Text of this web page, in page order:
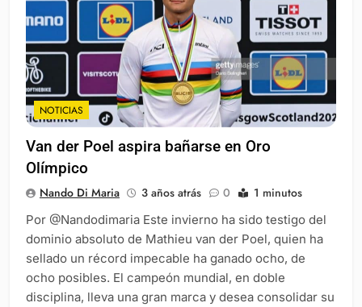
NOTICIAS
Van der Poel aspira bañarse en Oro
Olímpico
Nando Di Maria 3 años atrás 0 1 minutos
Por @Nandodimaria Este invierno ha sido testigo del
dominio absoluto de Mathieu van der Poel, quien ha
sellado un récord impecable ha ganado ocho, de
ocho posibles. El campeón mundial, en doble
disciplina, lleva una gran marca y desea consolidar su